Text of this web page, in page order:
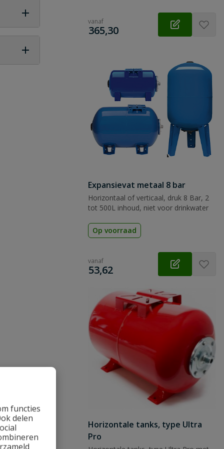
functies
delen
vanaf
€
365,30
Expansievat metaal 8 bar
Horizontaal of verticaal, druk 8 Bar, 2
tot 500L inhoud, niet voor drinkwater
Op voorraad
vanaf
€
53,62
Horizontale tanks, type Ultra
Pro